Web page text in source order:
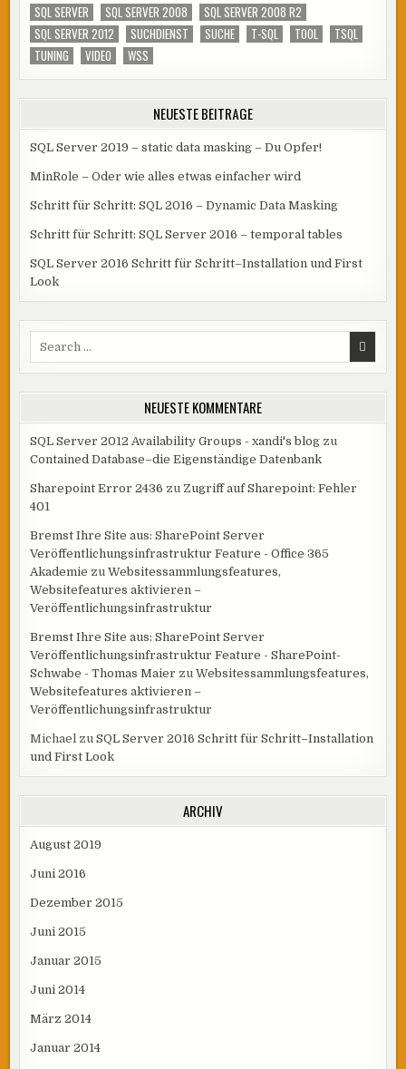
SQL SERVER
SQL SERVER 2008
SQL SERVER 2008 R2
SQL SERVER 2012
SUCHDIENST SUCHE T-SQL TOOL
TSQL
TUNING
VIDEO WSS
NEUESTE BEITRÄGE
SQL Server 2019 – static data masking – Du Opfer!
MinRole – Oder wie alles etwas einfacher wird
Schritt für Schritt: SQL 2016 – Dynamic Data Masking
Schritt für Schritt: SQL Server 2016 – temporal tables
SQL Server 2016 Schritt für Schritt–Installation und First
Look
NEUESTE KOMMENTARE
SQL Server 2012 Availability Groups - xandi's blog zu
Contained Database–die Eigenständige Datenbank
Sharepoint Error 2436 zu Zugriff auf Sharepoint: Fehler
401
Bremst Ihre Site aus: SharePoint Server
Veröffentlichungsinfrastruktur Feature - Office 365
Akademie zuWebsitessammlungsfeatures,
Websitefeatures aktivieren –
Veröffentlichungsinfrastruktur
Bremst Ihre Site aus: SharePoint Server
Veröffentlichungsinfrastruktur Feature - SharePoint-
Schwabe - Thomas Maier zuWebsitessammlungsfeatures,
Websitefeatures aktivieren –
Veröffentlichungsinfrastruktur
Michael zuSQL Server 2016 Schritt für Schritt–Installation
und First Look
ARCHIV
August 2019
Juni 2016
Dezember 2015
Juni 2015
Januar 2015
Juni 2014
März 2014
Januar 2014